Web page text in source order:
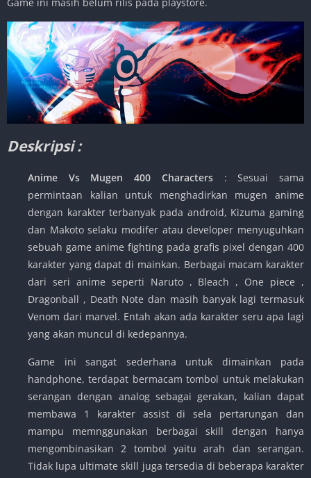
Deskripsi :
Anime Vs Mugen 400 Characters : Sesuai sama
permintaan kalian untuk menghadirkan mugen anime
dengan karakter terbanyak pada android, Kizuma gaming
dan Makoto selaku modifer atau developer menyuguhkan
sebuah game anime fighting pada grafis pixel dengan 400
karakter yang dapat di mainkan. Berbagai macam karakter
dari seri anime seperti Naruto , Bleach , One piece ,
Dragonball , Death Note dan masih banyak lagi termasuk
Venom dari marvel. Entah akan ada karakter seru apa lagi
yang akan muncul di kedepannya.
Game ini sangat sederhana untuk dimainkan pada
handphone, terdapat bermacam tombol untuk melakukan
serangan dengan analog sebagai gerakan, kalian dapat
membawa 1 karakter assist di sela pertarungan dan
mampu memnggunakan berbagai skill dengan hanya
mengombinasikan 2 tombol yaitu arah dan serangan.
Tidak lupa ultimate skill juga tersedia di beberapa karakter